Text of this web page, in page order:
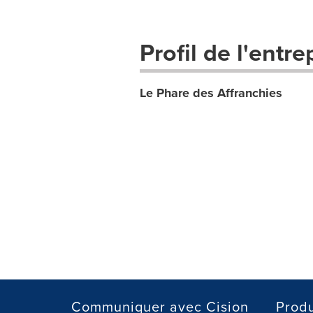
Profil de
Le Phare des Affranchies
Communiquer avec Cision